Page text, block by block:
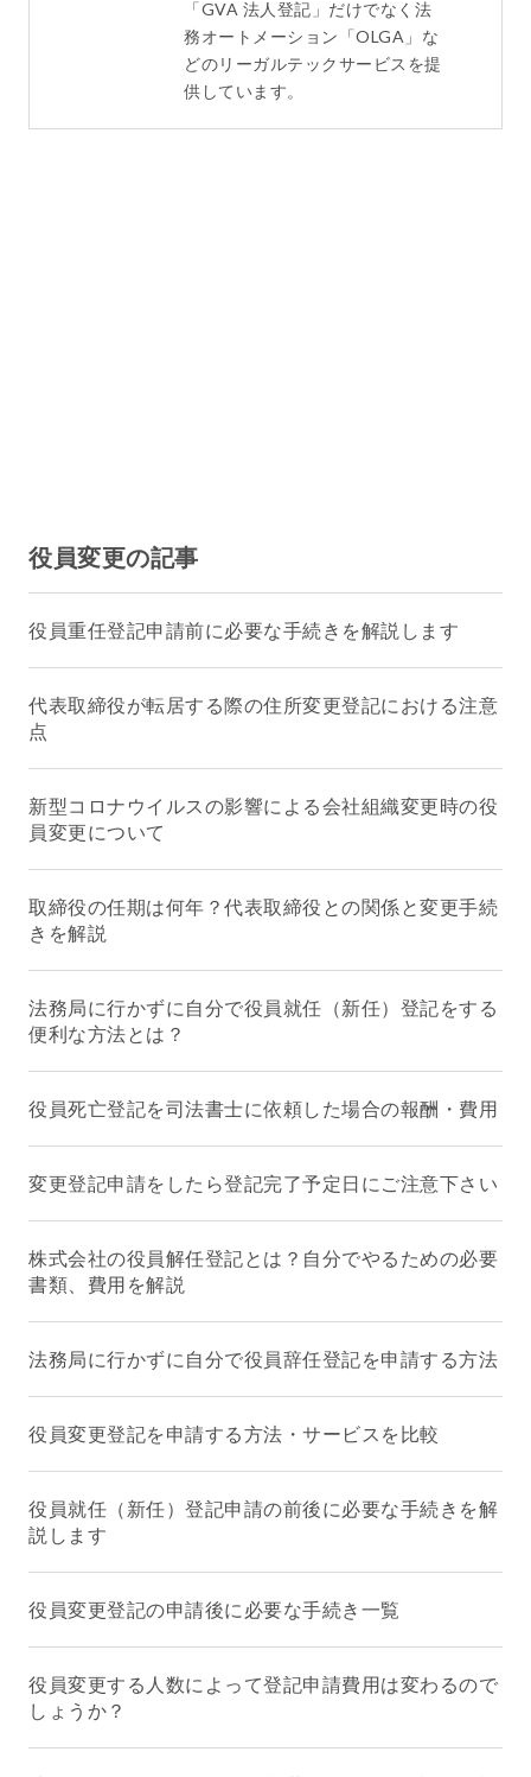
「GVA 法人登記」だけでなく法
務オートメーション「OLGA」な
どのリーガルテックサービスを提
供しています。
役員変更の記事
役員重任登記申請前に必要な手続きを解説します
代表取締役が転居する際の住所変更登記における注意
点
新型コロナウイルスの影響による会社組織変更時の役
員変更について
取締役の任期は何年？代表取締役との関係と変更手続
きを解説
法務局に行かずに自分で役員就任（新任）登記をする
便利な方法とは？
役員死亡登記を司法書士に依頼した場合の報酬・費用
変更登記申請をしたら登記完了予定日にご注意下さい
株式会社の役員解任登記とは？自分でやるための必要
書類、費用を解説
法務局に行かずに自分で役員辞任登記を申請する方法
役員変更登記を申請する方法・サービスを比較
役員就任（新任）登記申請の前後に必要な手続きを解
説します
役員変更登記の申請後に必要な手続き一覧
役員変更する人数によって登記申請費用は変わるので
しょうか？